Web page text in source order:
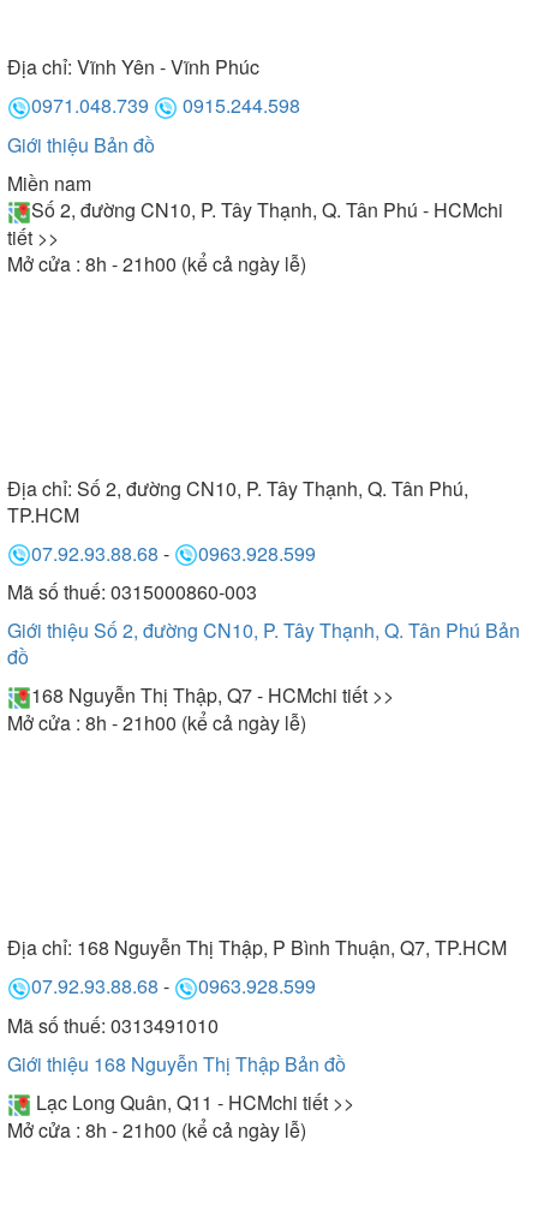
Địa chỉ: Vĩnh Yên - Vĩnh Phúc
0971.048.739
0915.244.598
Giới thiệu Bản đồ
Miền nam
Số 2, đường CN10, P. Tây Thạnh, Q. Tân Phú - HCMchi
tiết >>
Mở cửa : 8h - 21h00 (kể cả ngày lễ)
Địa chỉ: Số 2, đường CN10, P. Tây Thạnh, Q. Tân Phú,
TP.HCM
07.92.93.88.68 -
0963.928.599
Mã số thuế: 0315000860-003
Giới thiệu Số 2, đường CN10, P. Tây Thạnh, Q. Tân Phú Bản
đồ
168 Nguyễn Thị Thập, Q7 - HCMchi tiết >>
Mở cửa : 8h - 21h00 (kể cả ngày lễ)
Địa chỉ: 168 Nguyễn Thị Thập, P Bình Thuận, Q7, TP.HCM
07.92.93.88.68 -
0963.928.599
Mã số thuế: 0313491010
Giới thiệu 168 Nguyễn Thị Thập Bản đồ
Lạc Long Quân, Q11 - HCMchi tiết >>
Mở cửa : 8h - 21h00 (kể cả ngày lễ)